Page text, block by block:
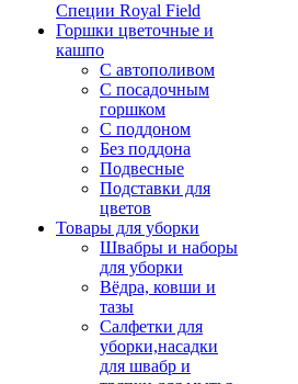
Специи Royal Field
Горшки цветочные и
кашпо
С автополивом
С посадочным
горшком
С поддоном
Без поддона
Подвесные
Подставки для
цветов
Товары для уборки
Швабры и наборы
для уборки
Вёдра, ковши и
тазы
Салфетки для
уборки,насадки
для швабр и